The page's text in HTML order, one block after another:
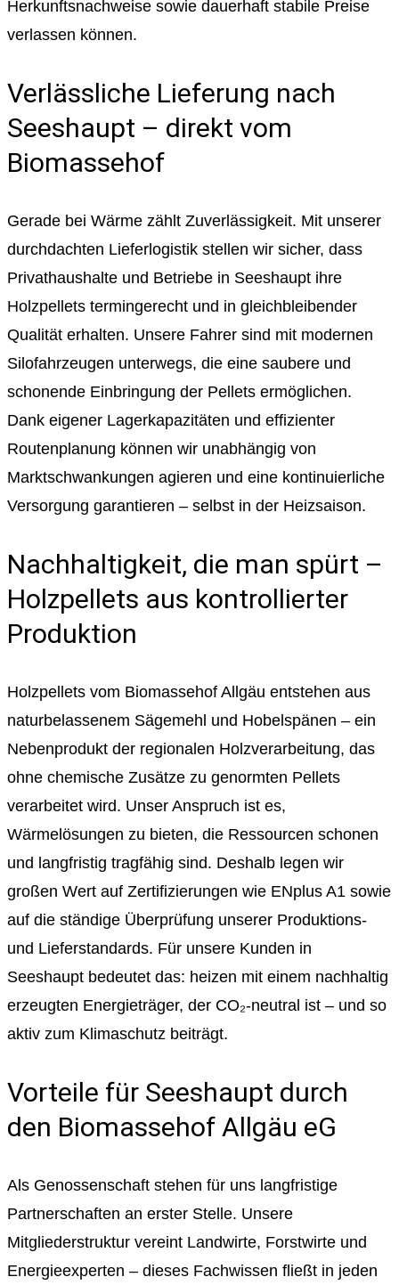
Herkunftsnachweise sowie dauerhaft stabile Preise
verlassen können.
Verlässliche Lieferung nach
Seeshaupt – direkt vom
Biomassehof
Gerade bei Wärme zählt Zuverlässigkeit. Mit unserer
durchdachten Lieferlogistik stellen wir sicher, dass
Privathaushalte und Betriebe in Seeshaupt ihre
Holzpellets termingerecht und in gleichbleibender
Qualität erhalten. Unsere Fahrer sind mit modernen
Silofahrzeugen unterwegs, die eine saubere und
schonende Einbringung der Pellets ermöglichen.
Dank eigener Lagerkapazitäten und effizienter
Routenplanung können wir unabhängig von
Marktschwankungen agieren und eine kontinuierliche
Versorgung garantieren – selbst in der Heizsaison.
Nachhaltigkeit, die man spürt –
Holzpellets aus kontrollierter
Produktion
Holzpellets vom Biomassehof Allgäu entstehen aus
naturbelassenem Sägemehl und Hobelspänen – ein
Nebenprodukt der regionalen Holzverarbeitung, das
ohne chemische Zusätze zu genormten Pellets
verarbeitet wird. Unser Anspruch ist es,
Wärmelösungen zu bieten, die Ressourcen schonen
und langfristig tragfähig sind. Deshalb legen wir
großen Wert auf Zertifizierungen wie ENplus A1 sowie
auf die ständige Überprüfung unserer Produktions-
und Lieferstandards. Für unsere Kunden in
Seeshaupt bedeutet das: heizen mit einem nachhaltig
erzeugten Energieträger, der CO₂-neutral ist – und so
aktiv zum Klimaschutz beiträgt.
Vorteile für Seeshaupt durch
den Biomassehof Allgäu eG
Als Genossenschaft stehen für uns langfristige
Partnerschaften an erster Stelle. Unsere
Mitgliederstruktur vereint Landwirte, Forstwirte und
Energieexperten – dieses Fachwissen fließt in jeden